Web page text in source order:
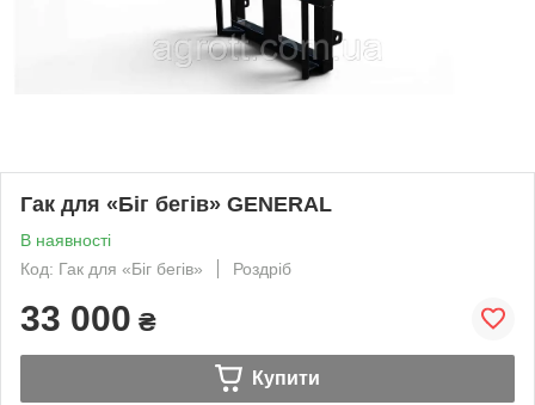
Гак для «Біг бегів» GENERAL
В наявності
Код: Гак для «Біг бегів»
Роздріб
33 000 ₴
Купити